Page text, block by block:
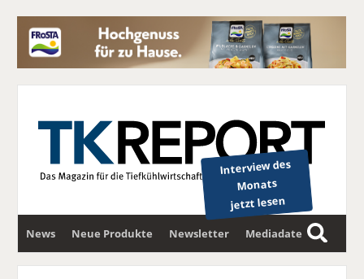
Interview des
Monats
jetzt lesen
News Neue Produkte Newsletter Mediadaten
S
u